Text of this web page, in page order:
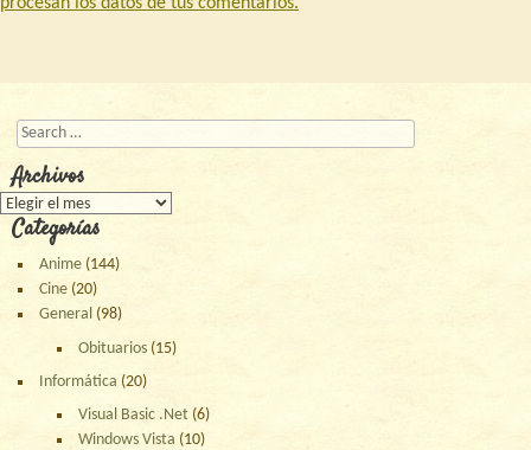
procesan los datos de tus comentarios.
Buscar
Archivos
Archivos
Categorías
Anime (144)
Cine (20)
General (98)
Obituarios (15)
Informática (20)
Visual Basic .Net (6)
Windows Vista (10)